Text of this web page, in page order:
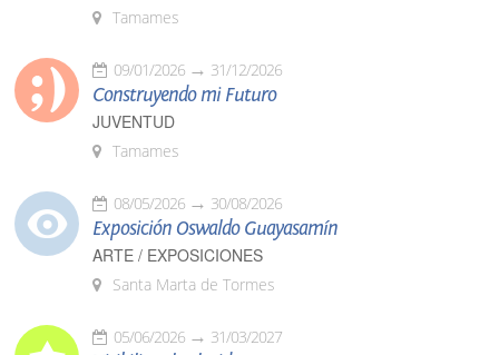
Tamames
09/01/2026 31/12/2026
Construyendo mi Futuro
JUVENTUD
Tamames
08/05/2026 30/08/2026
Exposición Oswaldo Guayasamín
ARTE / EXPOSICIONES
Santa Marta de Tormes
05/06/2026 31/03/2027